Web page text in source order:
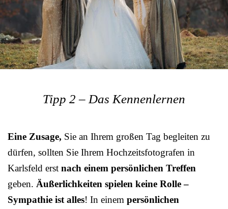
Tipp 2 – Das Kennenlernen
Eine Zusage, Sie an Ihrem großen Tag begleiten zu
dürfen, sollten Sie Ihrem Hochzeitsfotografen in
Karlsfeld erst nach einem persönlichen Treffen
geben. Äußerlichkeiten spielen keine Rolle –
Sympathie ist alles! In einem persönlichen